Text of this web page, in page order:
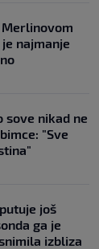
najmanje
nikad ne
"Sve
još
ga je
izbliza